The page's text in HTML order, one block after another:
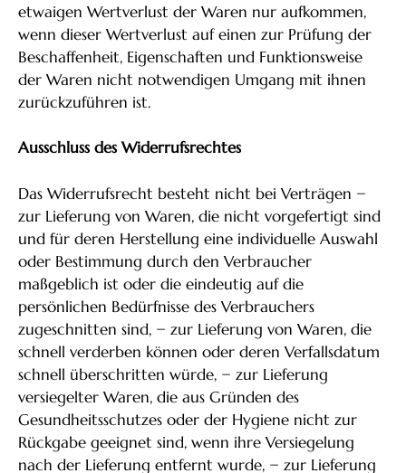
etwaigen Wertverlust der Waren nur aufkommen,
wenn dieser Wertverlust auf einen zur Prüfung der
Beschaffenheit, Eigenschaften und Funktionsweise
der Waren nicht notwendigen Umgang mit ihnen
zurückzuführen ist.
Ausschluss des Widerrufsrechtes
Das Widerrufsrecht besteht nicht bei Verträgen −
zur Lieferung von Waren, die nicht vorgefertigt sind
und für deren Herstellung eine individuelle Auswahl
oder Bestimmung durch den Verbraucher
maßgeblich ist oder die eindeutig auf die
persönlichen Bedürfnisse des Verbrauchers
zugeschnitten sind, − zur Lieferung von Waren, die
schnell verderben können oder deren Verfallsdatum
schnell überschritten würde, − zur Lieferung
versiegelter Waren, die aus Gründen des
Gesundheitsschutzes oder der Hygiene nicht zur
Rückgabe geeignet sind, wenn ihre Versiegelung
nach der Lieferung entfernt wurde, − zur Lieferung